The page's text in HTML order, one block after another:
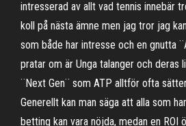
intresserad av allt vad tennis innebär
koll på nästa ämne men jag tror jag
som både har intresse och en gnutta
pratar om är Unga talanger och deras
¨Next Gen¨ som ATP alltför ofta
Generellt kan man säga att alla som
betting kan vara nöjda, medan en ROI